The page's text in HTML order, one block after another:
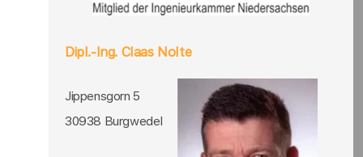
Dipl.-Ing. Claas Nolte
Jippensgorn 5
30938 Burgwedel